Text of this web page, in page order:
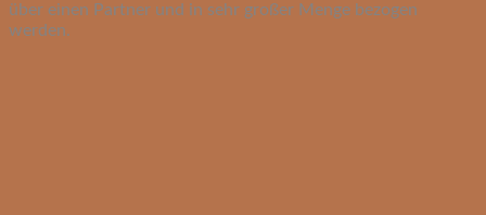
über einen Partner und in sehr großer Menge bezogen
werden.